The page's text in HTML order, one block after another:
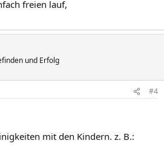
freien lauf,
und Erfolg
#4
mit den Kindern. z. B.: